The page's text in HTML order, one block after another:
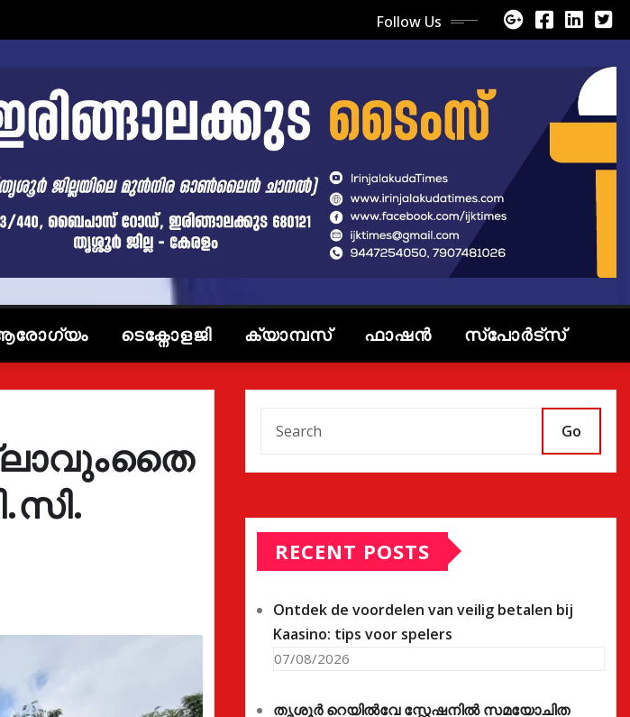
Follow Us
ടെക്നോളജി ക്യാമ്പസ് ഫാഷൻ സ്പോർട്സ്
Go
RECENT POSTS
Ontdek de voordelen van veilig betalen bij
Kaasino: tips voor spelers
07/08/2026
തൃശൂർ റെയിൽവേ സ്റ്റേഷനിൽ സമയോചിത